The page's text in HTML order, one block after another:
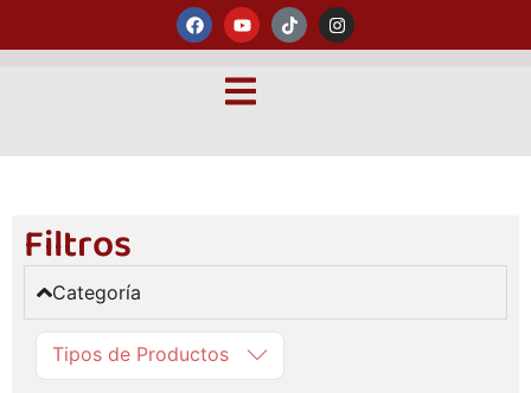
Filtros
Categoría
Tipos de Productos